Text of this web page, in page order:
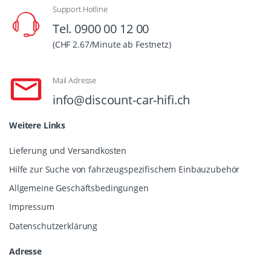
Support Hotline
Tel. 0900 00 12 00
(CHF 2.67/Minute ab Festnetz)
Mail Adresse
info@discount-car-hifi.ch
Weitere Links
Lieferung und Versandkosten
Hilfe zur Suche von fahrzeugspezifischem Einbauzubehör
Allgemeine Geschäftsbedingungen
Impressum
Datenschutzerklärung
Adresse